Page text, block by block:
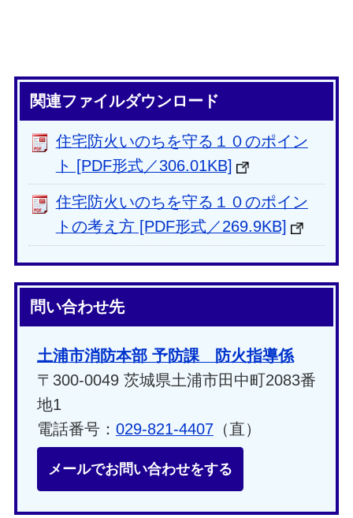
関連ファイルダウンロード
住宅防火いのちを守る１０のポイン
ト [PDF形式／306.01KB]
住宅防火いのちを守る１０のポイン
トの考え方 [PDF形式／269.9KB]
問い合わせ先
土浦市消防本部 予防課 防火指導係
〒300-0049 茨城県土浦市田中町2083番
地1
電話番号： 029-821-4407（直）
メールでお問い合わせをする